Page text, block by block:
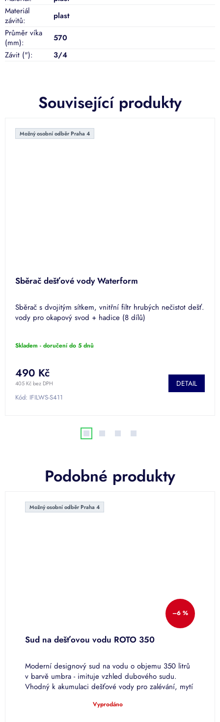
Související produkty
Možný osobní odběr Praha 4
Sběrač dešťové vody Waterform
Sběrač s dvojitým sítkem, vnitřní filtr hrubých nečistot dešť.
vody pro okapový svod + hadice (8 dílů)
Skladem - doručení do 5 dnů
405 Kč bez DPH
490 Kč
DETAIL
Kód: IFILWS-S411
Materiál
závitů:
plast
Průměr víka
(mm):
570
Závit ("): 3/4
Podobné produkty
Možný osobní odběr Praha 4
–6 %
Sud na dešťovou vodu ROTO 350
Moderní designový sud na vodu o objemu 350 litrů
v barvě umbra - imituje vzhled dubového sudu.
Vhodný k akumulaci dešťové vody pro zalévání, mytí
Vyprodáno